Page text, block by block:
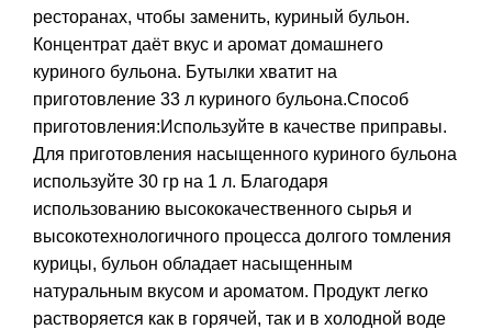
ресторанах, чтобы заменить, куриный бульон.
Концентрат даёт вкус и аромат домашнего
куриного бульона. Бутылки хватит на
приготовление 33 л куриного бульона.Способ
приготовления:Используйте в качестве приправы.
Для приготовления насыщенного куриного бульона
используйте 30 гр на 1 л. Благодаря
использованию высококачественного сырья и
высокотехнологичного процесса долгого томления
курицы, бульон обладает насыщенным
натуральным вкусом и ароматом. Продукт легко
растворяется как в горячей, так и в холодной воде